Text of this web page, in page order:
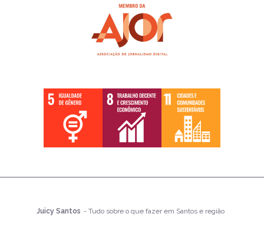
Juicy Santos - Tudo sobre o que fazer em Santos e região